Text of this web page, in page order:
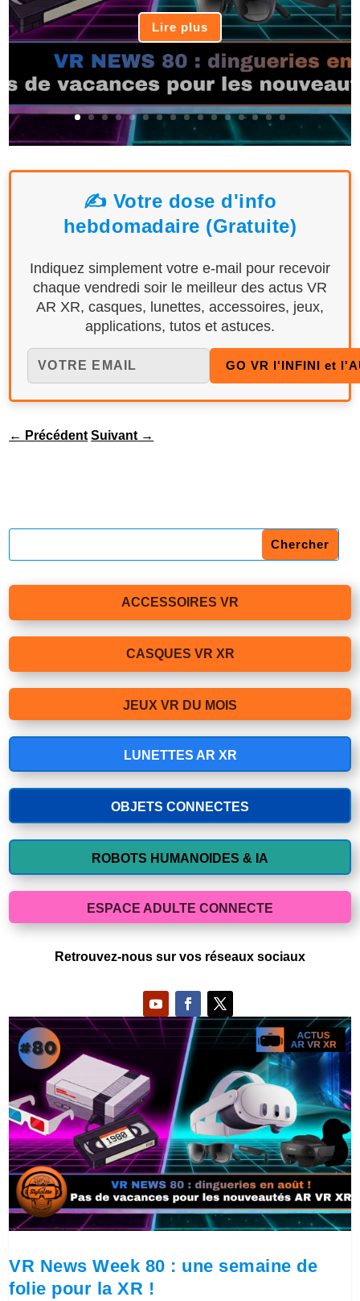
Lire plus
✍️ Votre dose d'info
hebdomadaire (Gratuite)
Indiquez simplement votre e-mail pour recevoir
chaque vendredi soir le meilleur des actus VR
AR XR, casques, lunettes, accessoires, jeux,
applications, tutos et astuces.
← Précédent Suivant →
ACCESSOIRES VR
CASQUES VR XR
JEUX VR DU MOIS
LUNETTES AR XR
OBJETS CONNECTES
ROBOTS HUMANOIDES & IA
ESPACE ADULTE CONNECTE
Retrouvez-nous sur vos réseaux sociaux
VR News Week 80 : une semaine de
folie pour la XR !